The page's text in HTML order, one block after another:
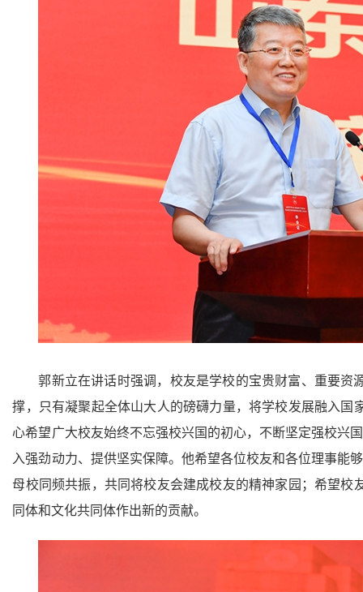
郭新立在讲话时强调，校友是学校的宝贵财富、重要
撑，只有凝聚起全体山大人的磅礴力量，将学校发展融入
心希望广大校友始终不忘强校兴国的初心，不断坚定强校兴
入强劲动力、提供坚实保障。他希望各位校友和各位理事能
母校同频共振，共同将校友会建成校友的精神家园；希望
同体和文化共同体作出新的贡献。